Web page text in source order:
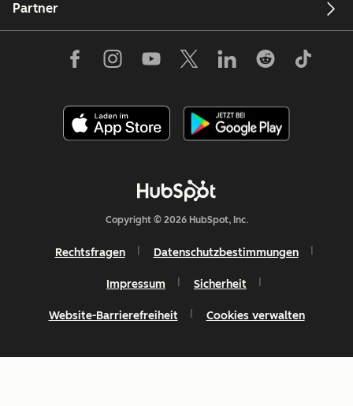
Partner
Copyright © 2026 HubSpot, Inc.
Rechtsfragen Datenschutzbestimmungen
Impressum Sicherheit
Website-Barrierefreiheit Cookies verwalten